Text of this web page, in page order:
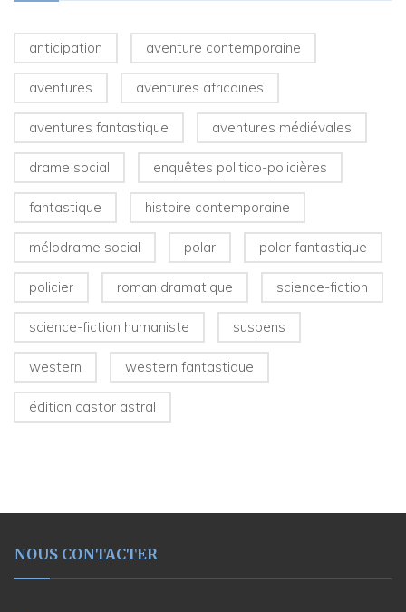
anticipation aventure contemporaine
aventures aventures africaines
aventures fantastique aventures médiévales
drame social enquêtes politico-policières
fantastique histoire contemporaine
mélodrame social polar polar fantastique
policier roman dramatique science-fiction
science-fiction humaniste suspens
western western fantastique
édition castor astral
NOUS CONTACTER